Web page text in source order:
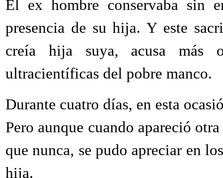
El ex hombre conservaba sin
presencia de su hija. Y este
creía hija suya, acusa más
ultracientíficas del pobre manco.
Durante cuatro días, en esta
Pero aunque cuando apareció
que nunca, se pudo apreciar en
hija.